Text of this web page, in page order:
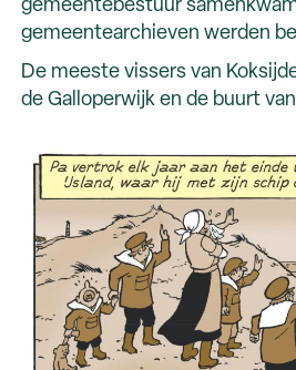
gemeentebestuur
gemeentearchieven werden
De meeste vissers van
de Galloperwijk en de buurt